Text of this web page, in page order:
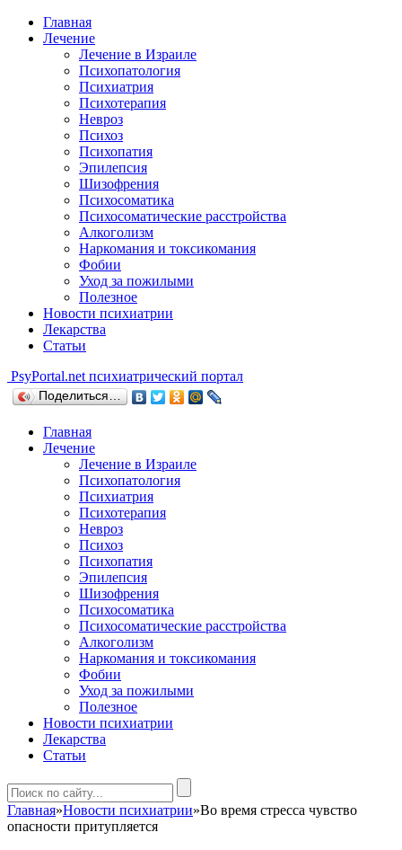
Главная
Лечение
Лечение в Израиле
Психопатология
Психиатрия
Психотерапия
Невроз
Психоз
Психопатия
Эпилепсия
Шизофрения
Психосоматика
Психосоматические расстройства
Алкоголизм
Наркомания и токсикомания
Фобии
Уход за пожилыми
Полезное
Новости психиатрии
Лекарства
Статьи
PsyPortal.net психиатрический портал
Поделиться…
Главная
Лечение
Лечение в Израиле
Психопатология
Психиатрия
Психотерапия
Невроз
Психоз
Психопатия
Эпилепсия
Шизофрения
Психосоматика
Психосоматические расстройства
Алкоголизм
Наркомания и токсикомания
Фобии
Уход за пожилыми
Полезное
Новости психиатрии
Лекарства
Статьи
Главная»Новости психиатрии»Во время стресса чувство
опасности притупляется